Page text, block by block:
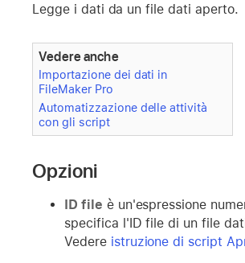
Legge i dati da un file dati aperto.
Vedere anche
Importazione dei dati in
FileMaker Pro
Automatizzazione delle attività
con gli script
Opzioni
ID file è un'espressione
specifica l'ID file di un file
Vedere istruzione di script